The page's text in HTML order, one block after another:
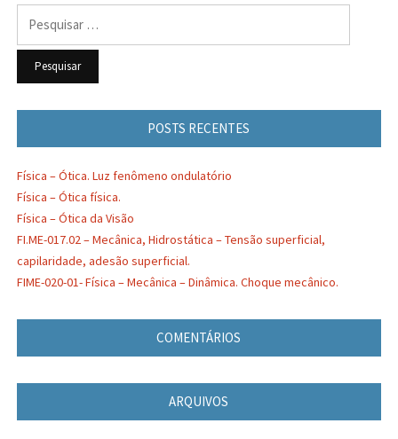
POSTS RECENTES
Física – Ótica. Luz fenômeno ondulatório
Física – Ótica física.
Física – Ótica da Visão
FI.ME-017.02 – Mecânica, Hidrostática – Tensão superficial,
capilaridade, adesão superficial.
FIME-020-01- Física – Mecânica – Dinâmica. Choque mecânico.
COMENTÁRIOS
ARQUIVOS